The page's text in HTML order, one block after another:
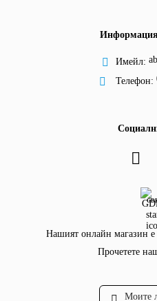
Информация
Имейл:
Телефон:
Нашият онлайн магазин е
Прочетете
Моите